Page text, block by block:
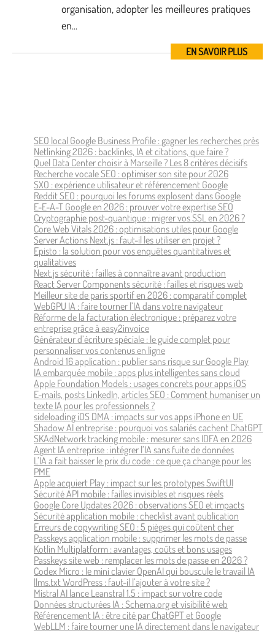
organisation, adopter les meilleures pratiques
en...
EN SAVOIR PLUS
SEO local Google Business Profile : gagner les recherches près
Netlinking 2026 : backlinks, IA et citations, que faire ?
Quel Data Center choisir à Marseille ? Les 8 critères décisifs
Recherche vocale SEO : optimiser son site pour 2026
SXO : expérience utilisateur et référencement Google
Reddit SEO : pourquoi les forums explosent dans Google
E-E-A-T Google en 2026 : prouver votre expertise SEO
Cryptographie post-quantique : migrer vos SSL en 2026 ?
Core Web Vitals 2026 : optimisations utiles pour Google
Server Actions Next.js : faut-il les utiliser en projet ?
Episto : la solution pour vos enquêtes quantitatives et
qualitatives
Next.js sécurité : failles à connaître avant production
React Server Components sécurité : failles et risques web
Meilleur site de paris sportif en 2026 : comparatif complet
WebGPU IA : faire tourner l’IA dans votre navigateur
Réforme de la facturation électronique : préparez votre
entreprise grâce à easy2invoice
Générateur d’écriture spéciale : le guide complet pour
personnaliser vos contenus en ligne
Android 16 application : publier sans risque sur Google Play
IA embarquée mobile : apps plus intelligentes sans cloud
Apple Foundation Models : usages concrets pour apps iOS
E-mails, posts LinkedIn, articles SEO : Comment humaniser un
texte IA pour les professionnels ?
sideloading iOS DMA : impacts sur vos apps iPhone en UE
Shadow AI entreprise : pourquoi vos salariés cachent ChatGPT
SKAdNetwork tracking mobile : mesurer sans IDFA en 2026
Agent IA entreprise : intégrer l’IA sans fuite de données
L’IA a fait baisser le prix du code : ce que ça change pour les
PME
Apple acquiert Play : impact sur les prototypes SwiftUI
Sécurité API mobile : failles invisibles et risques réels
Google Core Updates 2026 : observations SEO et impacts
Sécurité application mobile : checklist avant publication
Erreurs de copywriting SEO : 5 pièges qui coûtent cher
Passkeys application mobile : supprimer les mots de passe
Kotlin Multiplatform : avantages, coûts et bons usages
Passkeys site web : remplacer les mots de passe en 2026 ?
Codex Micro : le mini clavier OpenAI qui bouscule le travail IA
llms.txt WordPress : faut-il l’ajouter à votre site ?
Mistral AI lance Leanstral 1.5 : impact sur votre code
Données structurées IA : Schema.org et visibilité web
Référencement IA : être cité par ChatGPT et Google
WebLLM : faire tourner une IA directement dans le navigateur